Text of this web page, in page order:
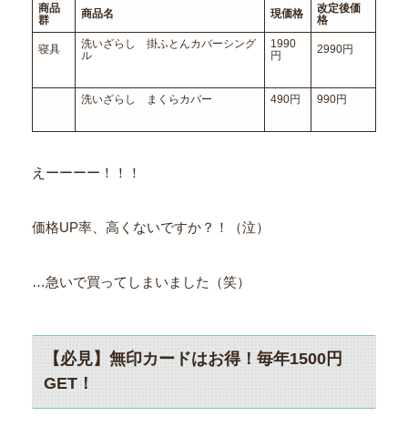
商品
群
商品名 現価格
改定後価
格
寝具
洗いざらし 掛ふとんカバーシング
ル
1990
円
2990円
洗いざらし まくらカバー 490円 990円
えーーーー！！！
価格UP率、高くないですか？！（泣）
…急いで買ってしまいました（笑）
【必見】無印カードはお得！毎年1500円
GET！